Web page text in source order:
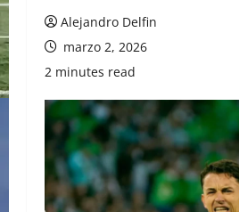
Alejandro Delfin
marzo 2, 2026
2 minutes read